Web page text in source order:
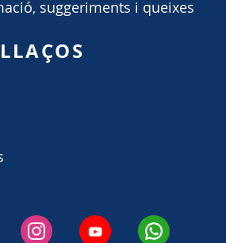
suggeriments i queixes